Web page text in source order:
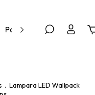
Política de Devolución
. Lampara LED Wallpack